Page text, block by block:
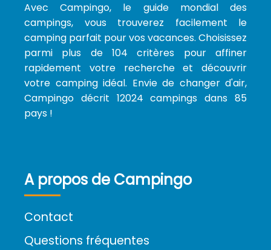
Avec Campingo, le guide mondial des
campings, vous trouverez facilement le
camping parfait pour vos vacances. Choisissez
parmi plus de 104 critères pour affiner
rapidement votre recherche et découvrir
votre camping idéal. Envie de changer d'air,
Campingo décrit 12024 campings dans 85
pays !
A propos de Campingo
Contact
Questions fréquentes